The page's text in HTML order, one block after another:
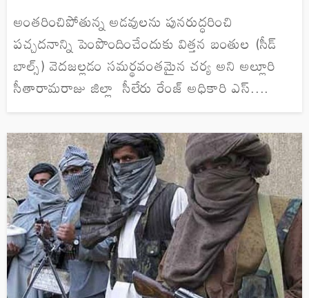
అంతరించిపోతున్న అడవులను పునరుద్ధరించి
పచ్చదనాన్ని పెంపొందించేందుకు విత్తన బంతుల (సీడ్
బాల్స్) వెదజల్లడం సమర్థవంతమైన చర్య అని అల్లూరి
సీతారామరాజు జిల్లా సీలేరు రేంజ్ అధికారి ఎస్....